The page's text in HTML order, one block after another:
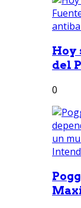
Hoy
del
0